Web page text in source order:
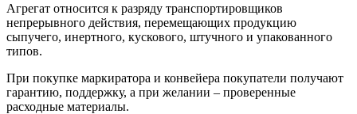
Агрегат относится к разряду транспортировщиков
непрерывного действия, перемещающих продукцию
сыпучего, инертного, кускового, штучного и упакованного
типов.
При покупке маркиратора и конвейера покупатели получают
гарантию, поддержку, а при желании – проверенные
расходные материалы.